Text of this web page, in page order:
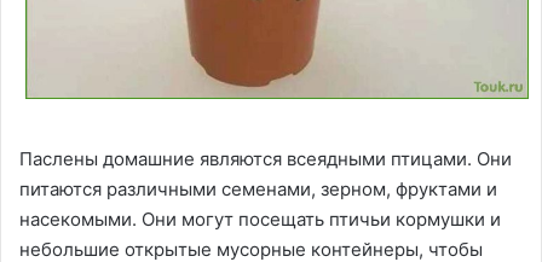
Паслены домашние являются всеядными птицами. Они
питаются различными семенами, зерном, фруктами и
насекомыми. Они могут посещать птичьи кормушки и
небольшие открытые мусорные контейнеры, чтобы